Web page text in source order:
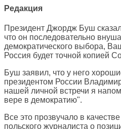
Редакция
Президент Джордж Буш
что он последовательно
демократического выбора,
Россия будет точной копией
Буш заявил, что у него
президентом России
нашей личной встречи я
вере в демократию".
Все это прозвучало в
польского журналиста о